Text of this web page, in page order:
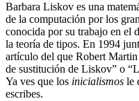
Barbara Liskov es una
de la computación por los
conocida por su trabajo en el
la teoría de tipos. En 1994
artículo del que Robert
de sustitución de Liskov” o
Ya ves que los inicialismos le
escribes.